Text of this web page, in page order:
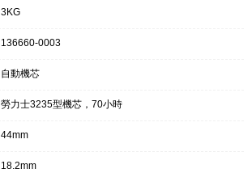
3KG
136660-0003
自動機芯
勞力士3235型機芯，70小時
44mm
18.2mm